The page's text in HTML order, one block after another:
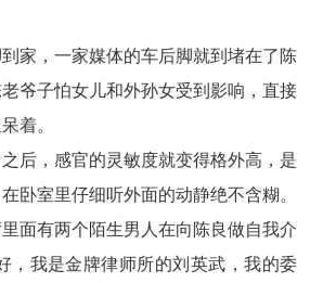
家，一家媒体的车后脚就到堵在了陈
爷子怕女儿和外孙女受到影响，直接
着。
后，感官的灵敏度就变得格外高，是
卧室里仔细听外面的动静绝不含糊。
面有两个陌生男人在向陈良做自我介
，我是金牌律师所的刘英武，我的委